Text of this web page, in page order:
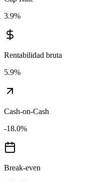
3.9%
Rentabilidad bruta
5.9%
Cash-on-Cash
-18.0%
Break-even